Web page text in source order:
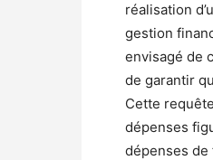
réalisation
gestion
envisagé de
de garantir
Cette
dépenses
dépenses